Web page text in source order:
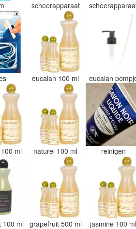
scheerapparaat
eucalan 100 ml eucalan
ml naturel 100 ml reinigen
100 ml grapefruit 500 ml jasmine 100